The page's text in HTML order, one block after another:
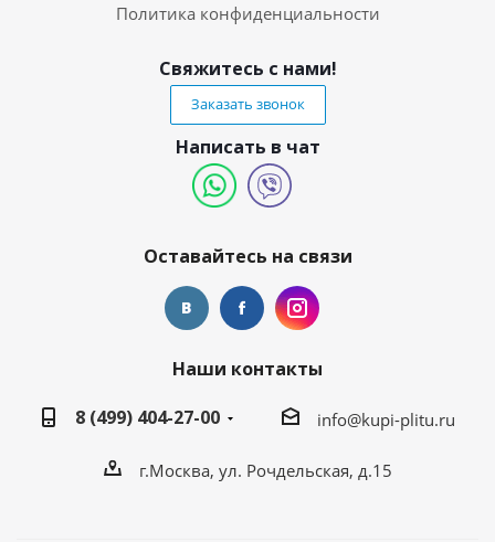
Политика конфиденциальности
Свяжитесь с нами!
Заказать звонок
Написать в чат
Оставайтесь на связи
Наши контакты
8 (499) 404-27-00
info@kupi-plitu.ru
г.Москва, ул. Рочдельская, д.15